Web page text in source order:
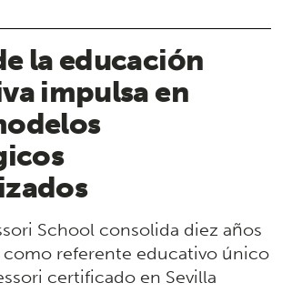
la educación
impulsa en
School consolida diez años
referente educativo único
certificado en Sevilla